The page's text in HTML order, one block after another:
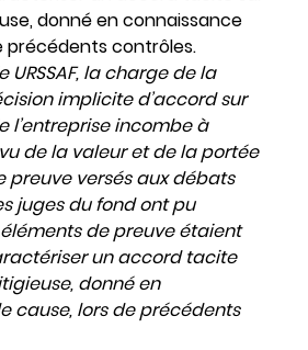
donné en connaissance
précédents contrôles.
URSSAF, la charge de la
implicite d’accord sur
l’entreprise incombe à
de la valeur et de la portée
preuve versés aux débats
juges du fond ont pu
de preuve étaient
un accord tacite
donné en
cause, lors de précédents